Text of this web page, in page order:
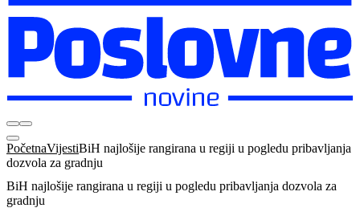
PočetnaVijestiBiH najlošije rangirana u regiji u pogledu pribavljanja
dozvola za gradnju
BiH najlošije rangirana u regiji u pogledu pribavljanja dozvola za
gradnju